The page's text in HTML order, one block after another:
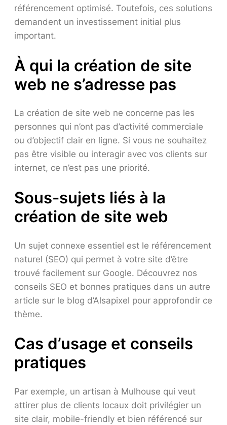
référencement optimisé. Toutefois, ces solutions
demandent un investissement initial plus
important.
À qui la création de site
web ne s’adresse pas
La création de site web ne concerne pas les
personnes qui n’ont pas d’activité commerciale
ou d’objectif clair en ligne. Si vous ne souhaitez
pas être visible ou interagir avec vos clients sur
internet, ce n’est pas une priorité.
Sous-sujets liés à la
création de site web
Un sujet connexe essentiel est le référencement
naturel (SEO) qui permet à votre site d’être
trouvé facilement sur Google. Découvrez nos
conseils SEO et bonnes pratiques dans un autre
article sur le blog d’Alsapixel pour approfondir ce
thème.
Cas d’usage et conseils
pratiques
Par exemple, un artisan à Mulhouse qui veut
attirer plus de clients locaux doit privilégier un
site clair, mobile-friendly et bien référencé sur